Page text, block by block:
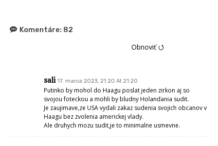
Komentáre: 82
Obnoviť ⭯
sali 17. marca 2023, 21:20 At 21:20
Putinko by mohol do Haagu poslat jeden zirkon aj so
svojou foteckou a mohli by bludny Holandania sudit.
Je zaujimave,ze USA vydali zakaz sudenia svojich obcanov v
Haagu bez zvolenia americkej vlady.
Ale druhych mozu sudit,je to minimalne usmevne.